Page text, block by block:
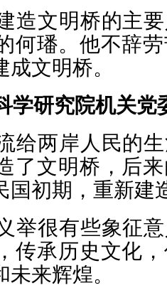
造文明桥的主
何璠。他不辞
文明桥。
学研究院机关党
给两岸人民的
了文明桥，后
国初期，重新建
举很有些象征
传承历史文化
来辉煌。